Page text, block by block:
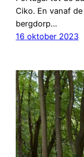
Ciko. En vanaf
bergdorp…
16 oktober 2023